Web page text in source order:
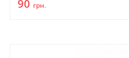
90 грн.